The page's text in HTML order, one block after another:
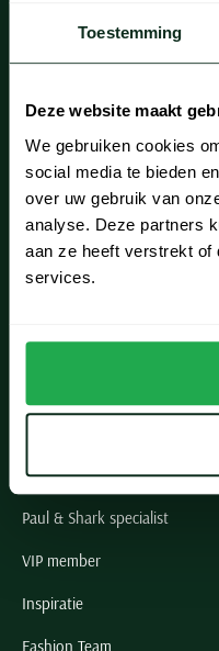
Toestemming
Deze website maakt
We gebruiken cookies
social media te bieden
over uw gebruik van
analyse. Deze partners
aan ze heeft verstrekt of
services.
Onze winkels
Heemstede
Hillegom
Leiderdorp
Lisse
Noordwijk
Grote maten herenkleding
Paul & Shark specialist
VIP member
Inspiratie
Fashion Team